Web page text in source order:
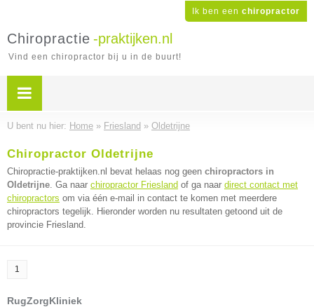
Ik ben een chiropractor
Chiropractie -praktijken.nl
Vind een chiropractor bij u in de buurt!
U bent nu hier: Home » Friesland » Oldetrijne
Chiropractor Oldetrijne
Chiropractie-praktijken.nl bevat helaas nog geen chiropractors in
Oldetrijne. Ga naar chiropractor Friesland of ga naar direct contact met
chiropractors om via één e-mail in contact te komen met meerdere
chiropractors tegelijk. Hieronder worden nu resultaten getoond uit de
provincie Friesland.
1
RugZorgKliniek